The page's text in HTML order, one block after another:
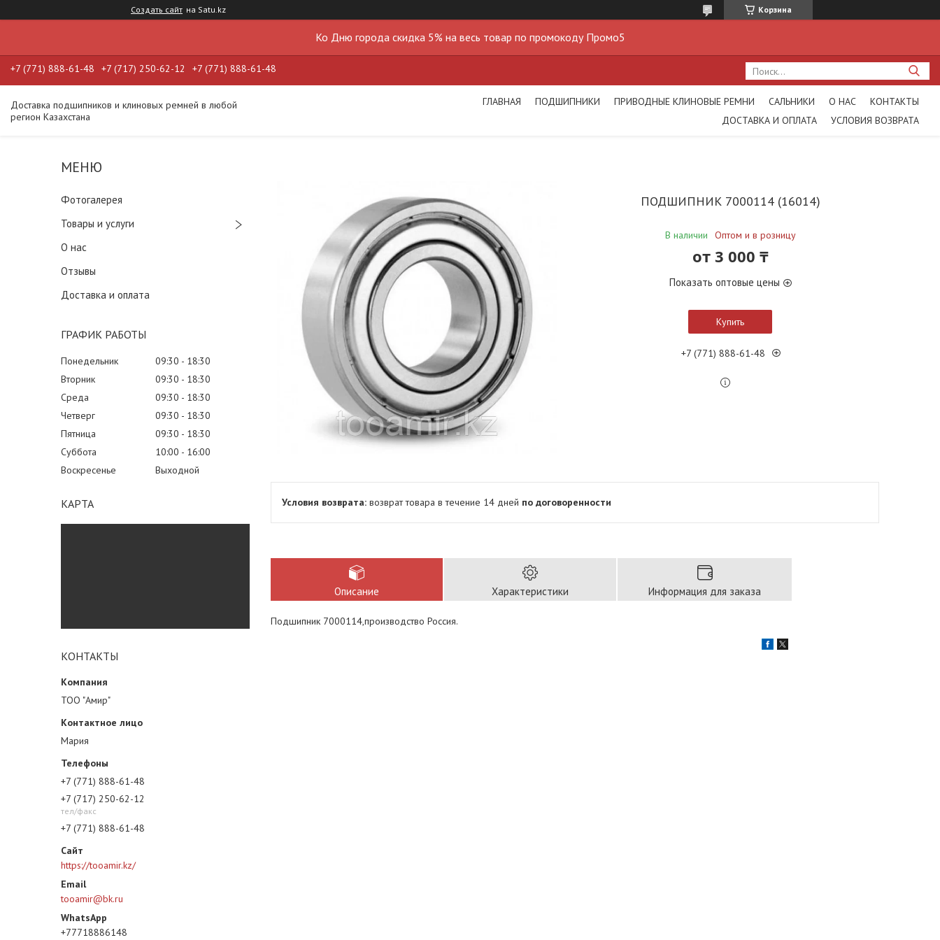
Создать сайт на Satu.kz Корзина
Ко Дню города скидка 5% на весь товар по промокоду Промо5
+7 (771) 888-61-48 +7 (717) 250-62-12 +7 (771) 888-61-48
Доставка подшипников и клиновых ремней в любой
регион Казахстана
ГЛАВНАЯ ПОДШИПНИКИ ПРИВОДНЫЕ КЛИНОВЫЕ РЕМНИ САЛЬНИКИ О НАС
КОНТАКТЫ
ДОСТАВКА И ОПЛАТА
УСЛОВИЯ ВОЗВРАТА
Фотогалерея
Товары и услуги
О нас
Отзывы
Доставка и оплата
ГРАФИК РАБОТЫ
Понедельник 09:30
18:30
Вторник
09:30
18:30
Среда
09:30
18:30
Четверг
09:30
18:30
Пятница
09:30
18:30
Суббота
10:00
16:00
Воскресенье
Выходной
КАРТА
КОНТАКТЫ
ТОО "Амир"
Мария
+7 (771) 888-61-48
+7 (717) 250-62-12
тел/факс
+7 (771) 888-61-48
https://tooamir.kz/
tooamir@bk.ru
+77718886148
ПОДШИПНИК 7000114 (16014)
В наличии Оптом и в розницу
от 3 000 ₸
Показать оптовые цены
Купить
+7 (771) 888-61-48
возврат товара в течение 14 дней по договоренности
Описание Характеристики Информация для заказа
Подшипник 7000114,производство Россия.